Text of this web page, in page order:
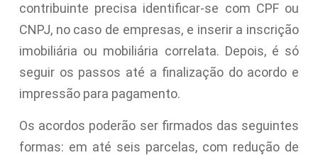
contribuinte precisa identificar-se com CPF ou
CNPJ, no caso de empresas, e inserir a inscrição
imobiliária ou mobiliária correlata. Depois, é só
seguir os passos até a finalização do acordo e
impressão para pagamento.
Os acordos poderão ser firmados das seguintes
formas: em até seis parcelas, com redução de